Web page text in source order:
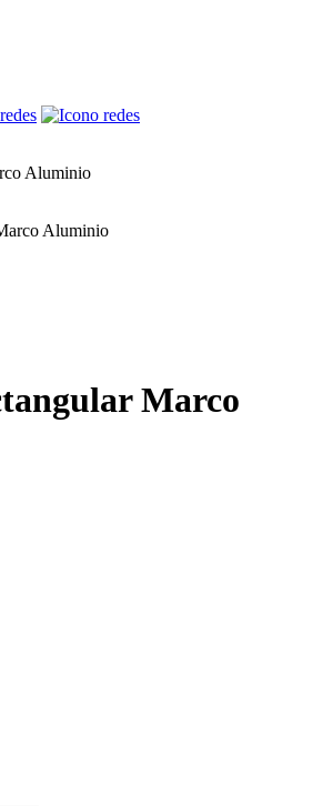
Aluminio
Marco